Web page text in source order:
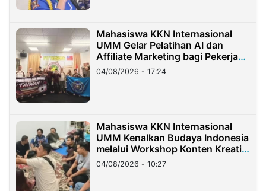
Mahasiswa KKN Internasional
UMM Gelar Pelatihan AI dan
Affiliate Marketing bagi Pekerja
Migran Indonesia di Taiwan
04/08/2026 - 17:24
Mahasiswa KKN Internasional
UMM Kenalkan Budaya Indonesia
melalui Workshop Konten Kreatif
di Taiwan
04/08/2026 - 10:27